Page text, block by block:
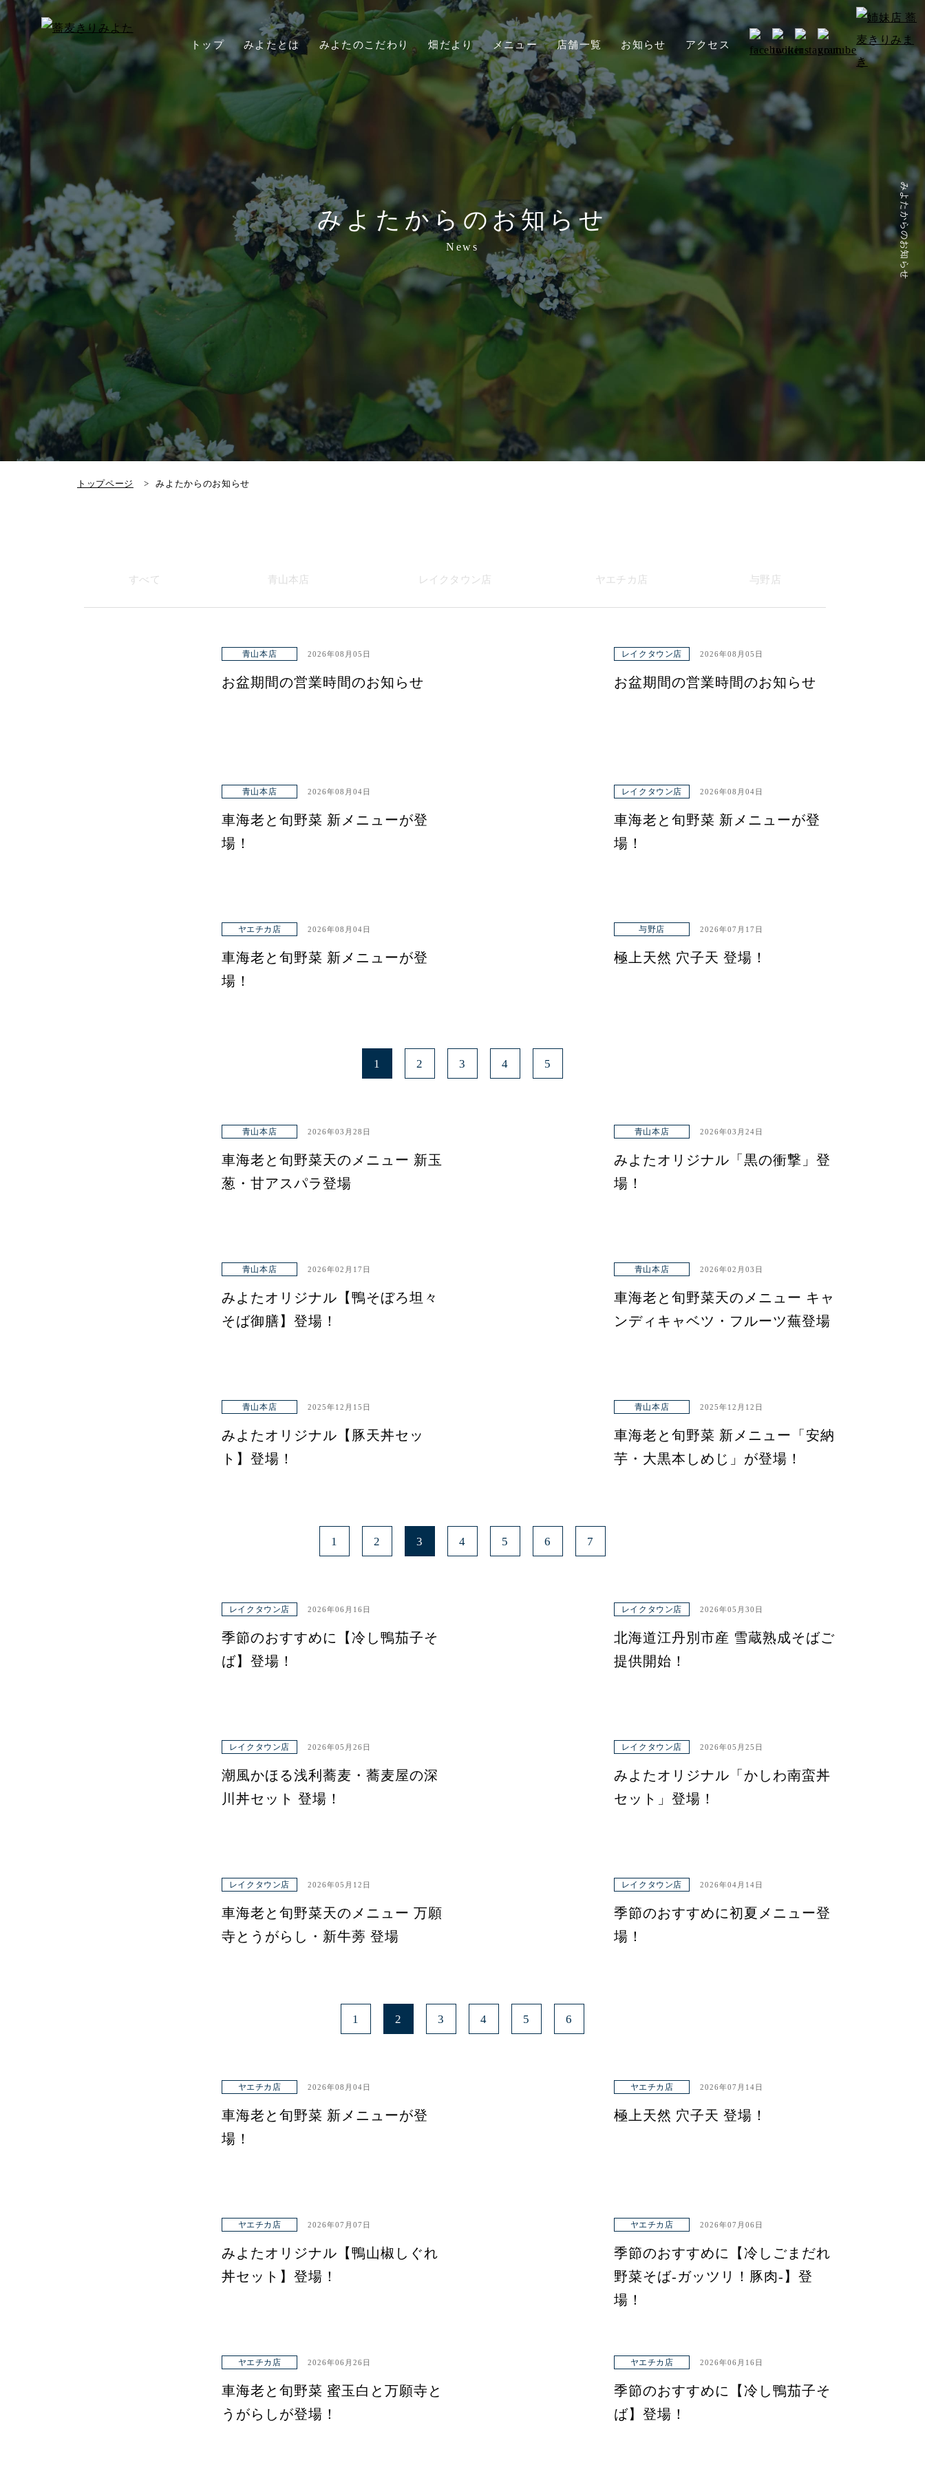
トップ みよたとは みよたのこだわり 畑だより メニュー 店舗一覧 お知らせ アクセス
みよたからのお知らせ
みよたからのお知らせ
News
トップページ みよたからのお知らせ
すべて 青山本店 レイク タウン店 ヤエチカ店 与野店
青山本店 2026年08月05日
お盆期間の営業時間のお知らせ
レイクタウン店 2026年08月05日
お盆期間の営業時間のお知らせ
青山本店 2026年08月04日
車海老と旬野菜 新メニューが登
場！
レイクタウン店 2026年08月04日
車海老と旬野菜 新メニューが登
場！
ヤエチカ店 2026年08月04日
車海老と旬野菜 新メニューが登
場！
与野店 2026年07月17日
極上天然 穴子天 登場！
1 2 3 4 5
青山本店 2026年03月28日
車海老と旬野菜天のメニュー 新玉
葱・甘アスパラ登場
青山本店 2026年03月24日
みよたオリジナル「黒の衝撃」登
場！
青山本店 2026年02月17日
みよたオリジナル【鴨そぼろ坦々
そば御膳】登場！
青山本店 2026年02月03日
車海老と旬野菜天のメニュー キャ
ンディキャベツ・フルーツ蕪登場
青山本店 2025年12月15日
みよたオリジナル【豚天丼セッ
ト】登場！
青山本店 2025年12月12日
車海老と旬野菜 新メニュー「安納
芋・大黒本しめじ」が登場！
1 2 3 4 5 6 7
レイクタウン店 2026年06月16日
季節のおすすめに【冷し鴨茄子そ
ば】登場！
レイクタウン店 2026年05月30日
北海道江丹別市産 雪蔵熟成そばご
提供開始！
レイクタウン店 2026年05月26日
潮風かほる浅利蕎麦・蕎麦屋の深
川丼セット 登場！
レイクタウン店 2026年05月25日
みよたオリジナル「かしわ南蛮丼
セット」登場！
レイクタウン店 2026年05月12日
車海老と旬野菜天のメニュー 万願
寺とうがらし・新牛蒡 登場
レイクタウン店 2026年04月14日
季節のおすすめに初夏メニュー登
場！
1 2 3 4 5 6
ヤエチカ店 2026年08月04日
車海老と旬野菜 新メニューが登
場！
ヤエチカ店 2026年07月14日
極上天然 穴子天 登場！
ヤエチカ店 2026年07月07日
みよたオリジナル【鴨山椒しぐれ
丼セット】登場！
ヤエチカ店 2026年07月06日
季節のおすすめに【冷しごまだれ
野菜そば-ガッツリ！豚肉-】登
場！
ヤエチカ店 2026年06月26日
車海老と旬野菜 蜜玉白と万願寺と
うがらしが登場！
ヤエチカ店 2026年06月16日
季節のおすすめに【冷し鴨茄子そ
ば】登場！